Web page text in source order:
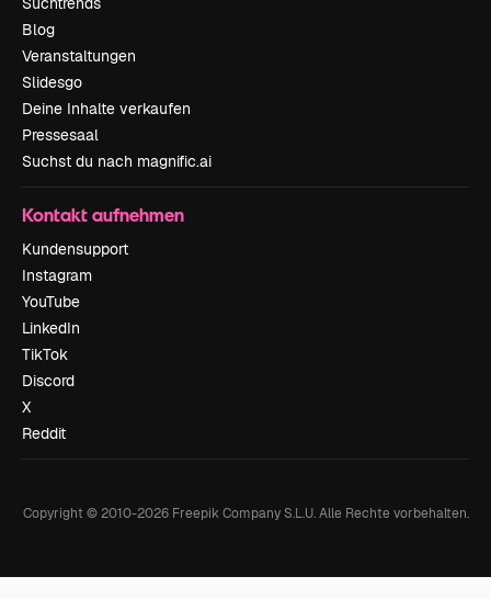
Blog
Veranstaltungen
Slidesgo
Deine Inhalte verkaufen
Pressesaal
Suchst du nach magnific.ai
Kontakt aufnehmen
Kundensupport
Instagram
YouTube
LinkedIn
TikTok
Discord
X
Reddit
Copyright © 2010-2026Freepik Company S.L.U. Alle Rechte vorbehalten.